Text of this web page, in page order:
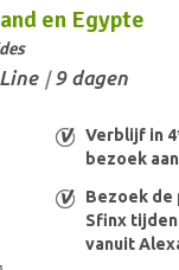
en Egypte
/ 9 dagen
Verblijf in
bezoek
Bezoek de
Sfinx
vanuit